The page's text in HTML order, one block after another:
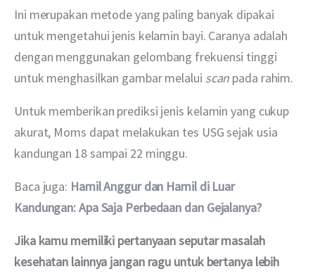
Ini merupakan metode yang paling banyak dipakai
untuk mengetahui jenis kelamin bayi. Caranya adalah
dengan menggunakan gelombang frekuensi tinggi
untuk menghasilkan gambar melalui scan pada rahim.
Untuk memberikan prediksi jenis kelamin yang cukup
akurat, Moms dapat melakukan tes USG sejak usia
kandungan 18 sampai 22 minggu.
Baca juga: Hamil Anggur dan Hamil di Luar
Kandungan: Apa Saja Perbedaan dan Gejalanya?
Jika kamu memiliki pertanyaan seputar masalah
kesehatan lainnya jangan ragu untuk bertanya lebih